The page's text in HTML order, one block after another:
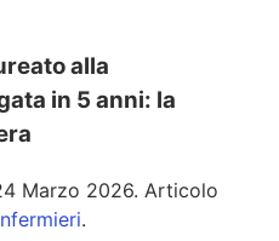
alla
in 5 anni: la
Marzo 2026. Articolo
.